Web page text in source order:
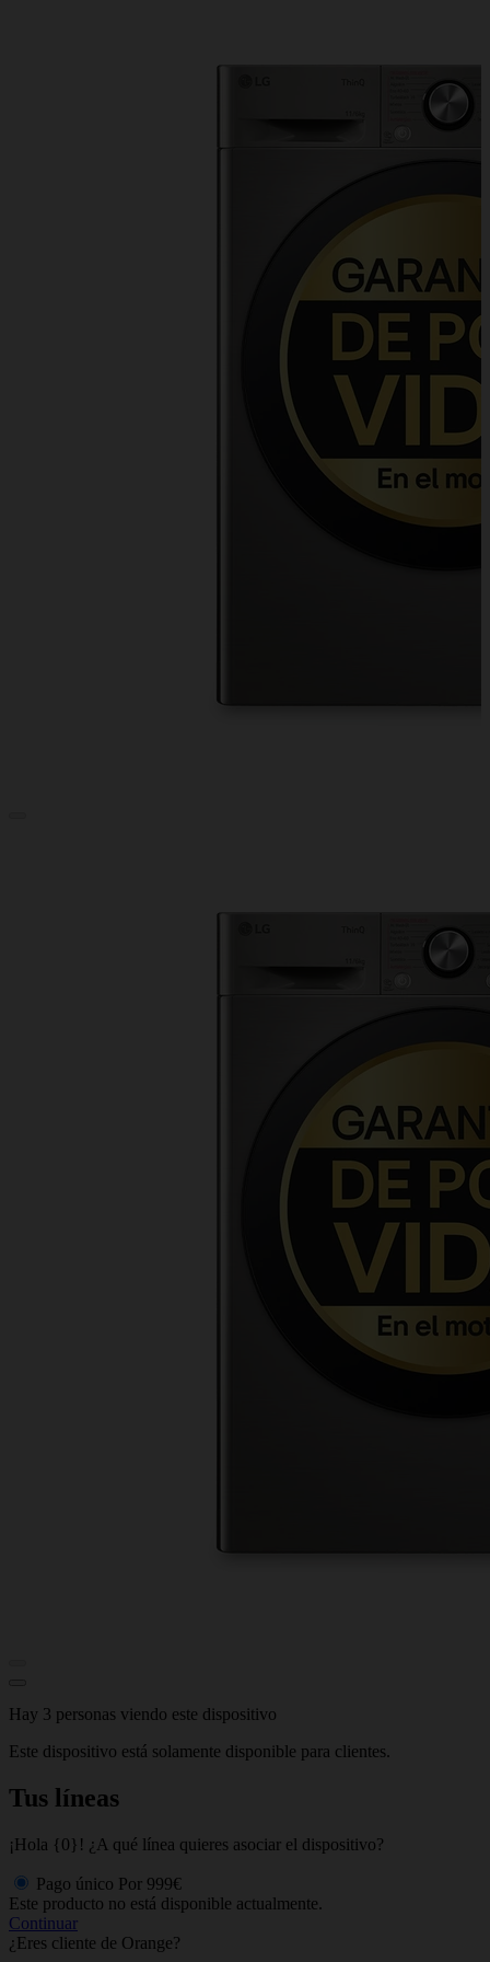
Hay 3 personas viendo este dispositivo
Este dispositivo está solamente disponible para clientes.
Tus líneas
¡Hola {0}! ¿A qué línea quieres asociar el dispositivo?
Pago único Por 999€
Este producto no está disponible actualmente.
Continuar
¿Eres cliente de Orange?